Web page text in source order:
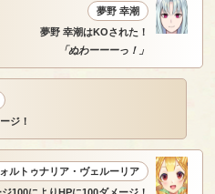
夢野 幸潮
夢野 幸潮はKOされた！
「ぬわーーーっ！」
ジ！
ルトゥナリア・ヴェルーリア